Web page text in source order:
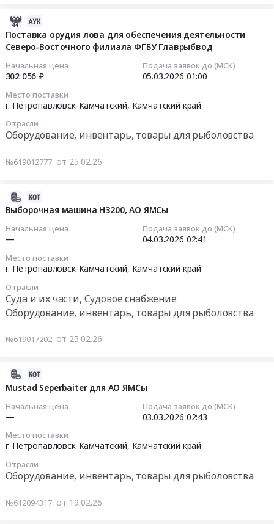
73
73
Поставка орудия лова для обеспечения деятельности
Северо-Восточного филиала ФГБУ Главрыбвод
Начальная цена
302 056 ₽
Подача заявок до (МСК)
05.03.2026 01:00
Место поставки
г. Петропавловск-Камчатский, Камчатский край
Отрасли
Оборудование, инвентарь, товары для рыболовства
№619012777 от 25.02.26
Выборочная машина Н3200, АО ЯМСы
Начальная цена
—
Подача заявок до (МСК)
04.03.2026 02:41
Место поставки
г. Петропавловск-Камчатский, Камчатский край
Отрасли
Суда и их части, Судовое снабжение
Оборудование, инвентарь, товары для рыболовства
№619017202 от 25.02.26
Мustad Seperbaiter для АО ЯМСы
Начальная цена
—
Подача заявок до (МСК)
03.03.2026 02:43
Место поставки
г. Петропавловск-Камчатский, Камчатский край
Отрасли
Оборудование, инвентарь, товары для рыболовства
№612094317 от 19.02.26